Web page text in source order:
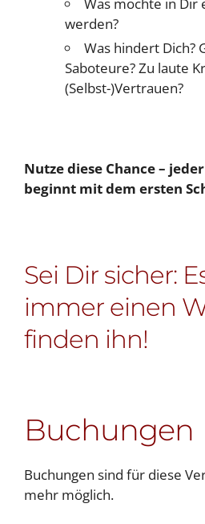
werden?
Was hindert Dich?
Saboteure? Zu laute
(Selbst-)Vertrauen?
Nutze diese Chance –
beginnt mit dem ersten
Sei Dir sicher:
immer einen
finden ihn!
Buchungen
Buchungen sind für diese
mehr möglich.